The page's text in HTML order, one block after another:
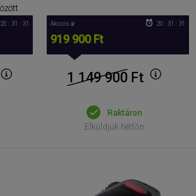
20 : 31 : 30 Akciós ár
919 900 Ft
20 : 31 : 30
1 149 900 Ft
Raktáron
Elküldjük hétfőn